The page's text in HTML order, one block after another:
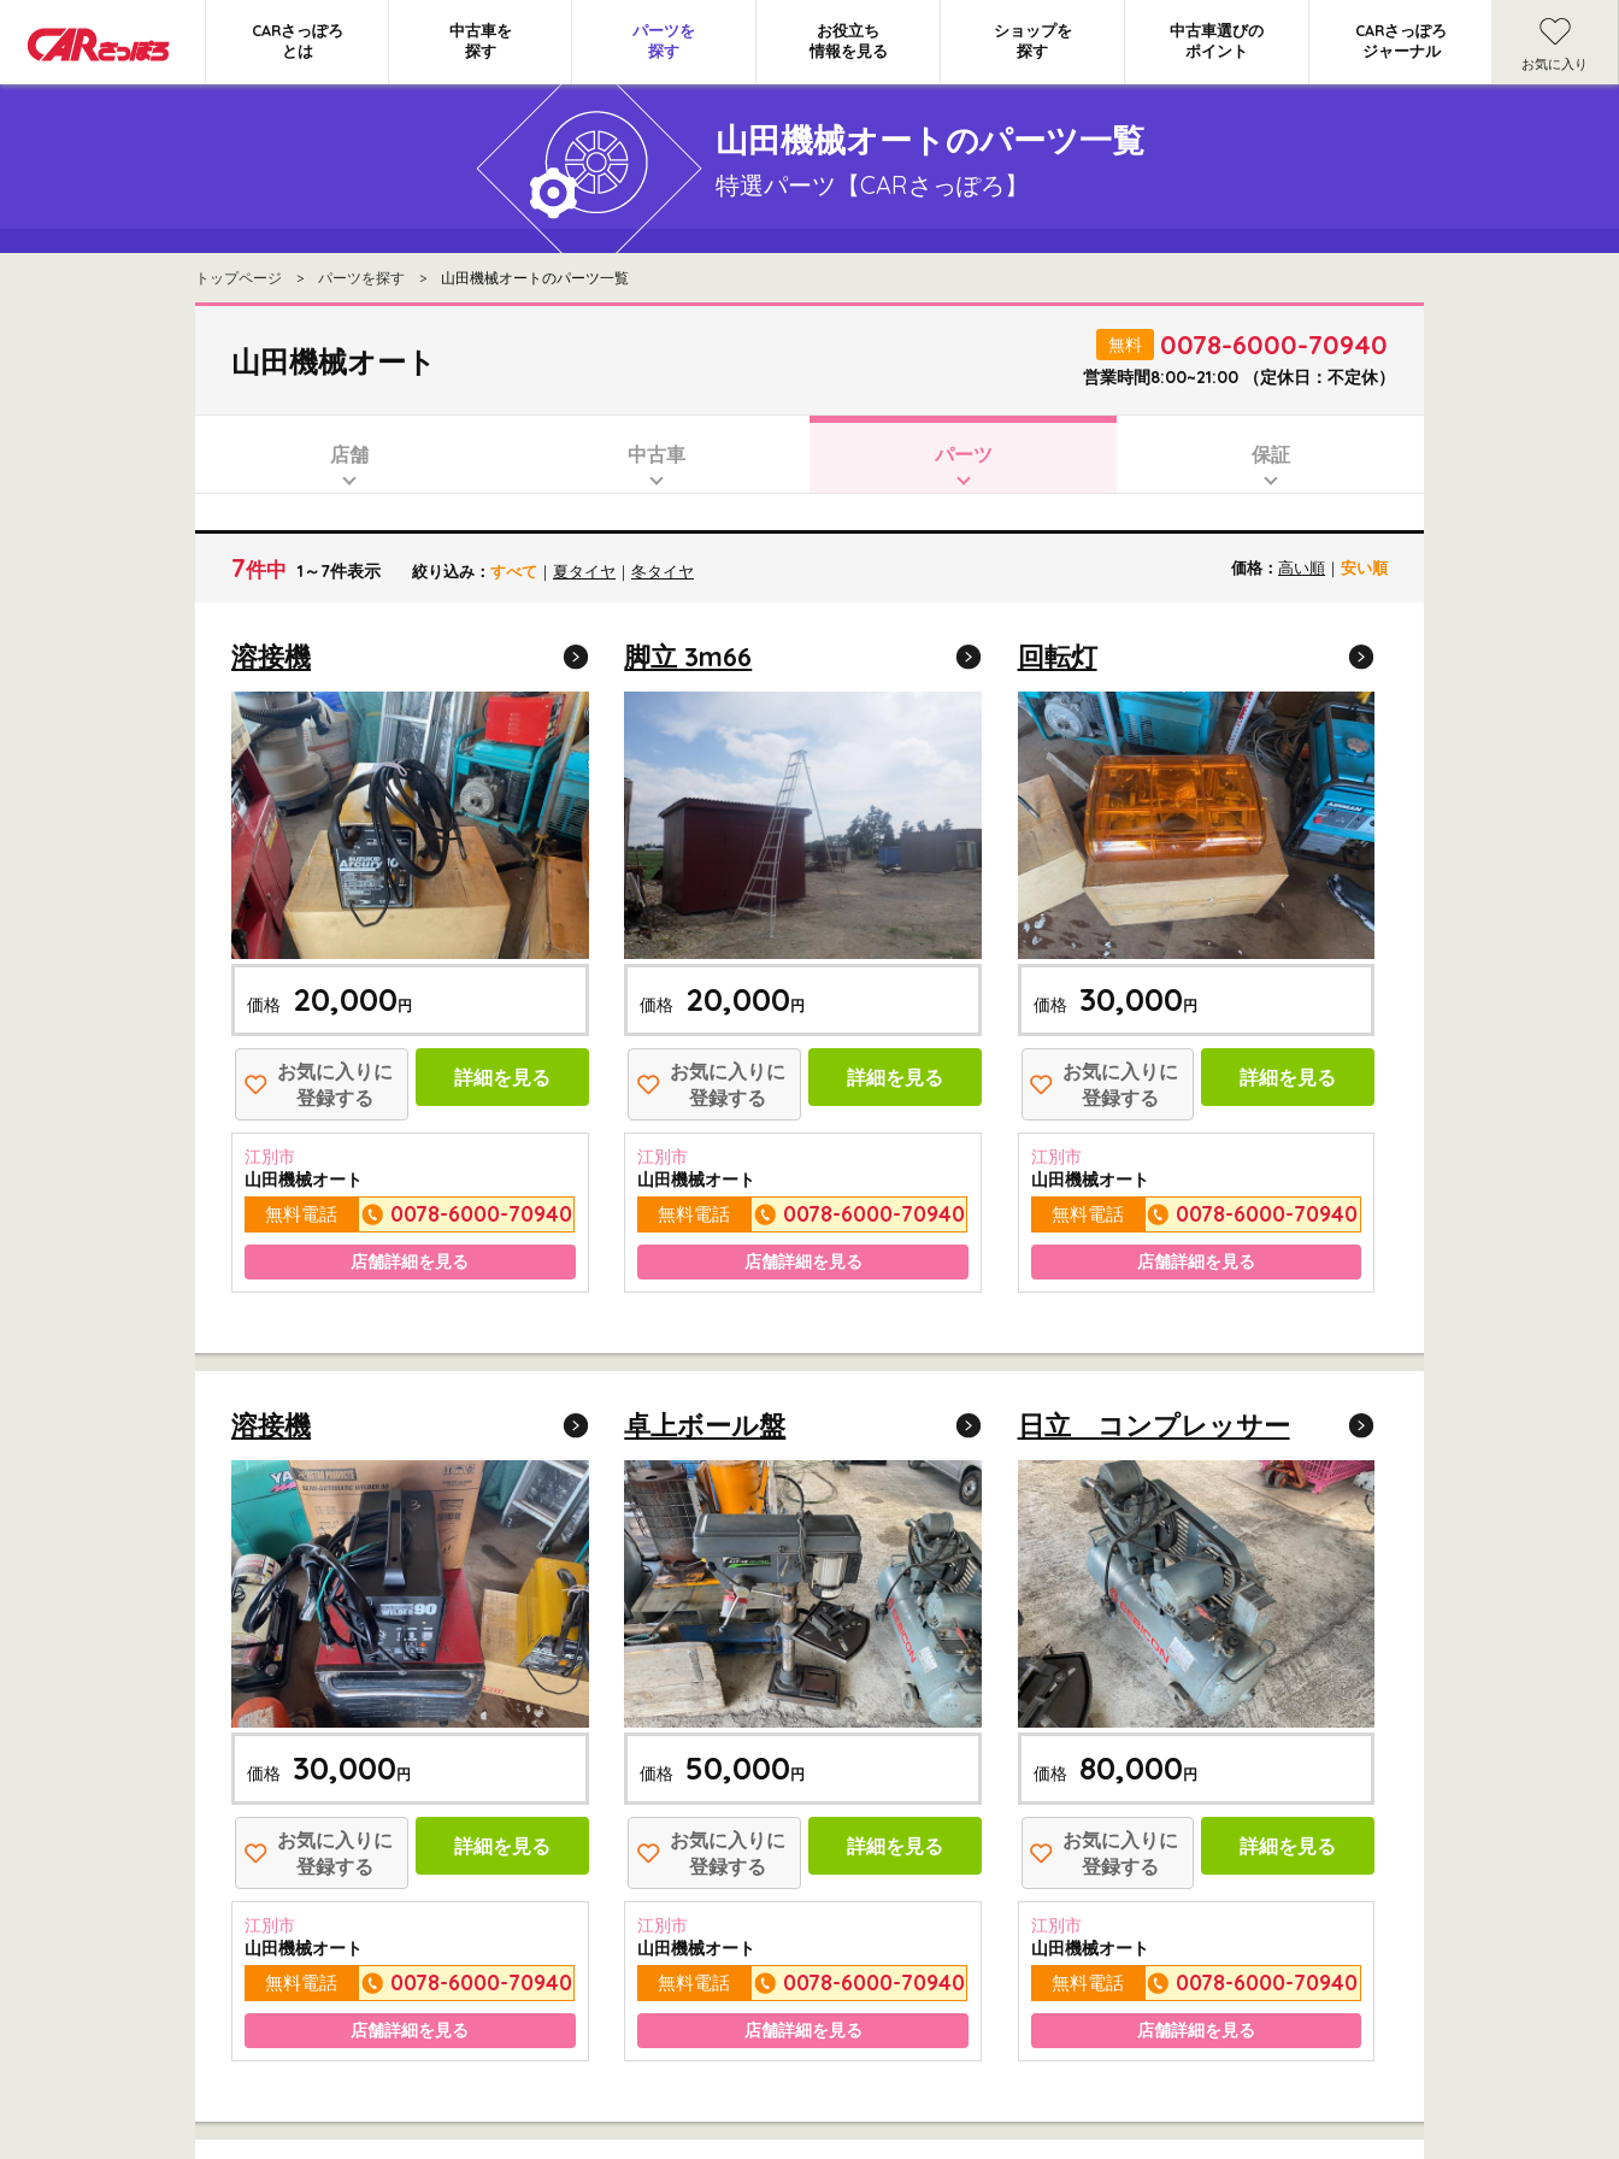
CARさっぽろ
とは
中古車を
探す
パーツを
探す
お役立ち
情報を見る
ショップを
探す
中古車選びの
ポイント
CARさっぽろ
ジャーナル
お気に入り
山田機械オートのパーツ一覧
特選パーツ【CARさっぽろ】
トップページ > パーツを探す > 山田機械オートのパーツ一覧
山田機械オート 無料 0078-6000-70940
営業時間8:00~21:00 （定休日：不定休）
店舗 中古車 パーツ 保証
7件中 1～7件表示 絞り込み： すべて ｜ 夏タイヤ ｜ 冬タイヤ 価格： 高い順 ｜ 安い順
溶接機
価格 20,000円
お気に入りに
登録する
詳細を見る
江別市
山田機械オート
無料電話 0078-6000-70940
店舗詳細を見る
脚立 3m66
価格 20,000円
お気に入りに
登録する
詳細を見る
江別市
山田機械オート
無料電話 0078-6000-70940
店舗詳細を見る
回転灯
価格 30,000円
お気に入りに
登録する
詳細を見る
江別市
山田機械オート
無料電話 0078-6000-70940
店舗詳細を見る
溶接機
価格 30,000円
お気に入りに
登録する
詳細を見る
江別市
山田機械オート
無料電話 0078-6000-70940
店舗詳細を見る
卓上ボール盤
価格 50,000円
お気に入りに
登録する
詳細を見る
江別市
山田機械オート
無料電話 0078-6000-70940
店舗詳細を見る
日立 コンプレッサー
価格 80,000円
お気に入りに
登録する
詳細を見る
江別市
山田機械オート
無料電話 0078-6000-70940
店舗詳細を見る